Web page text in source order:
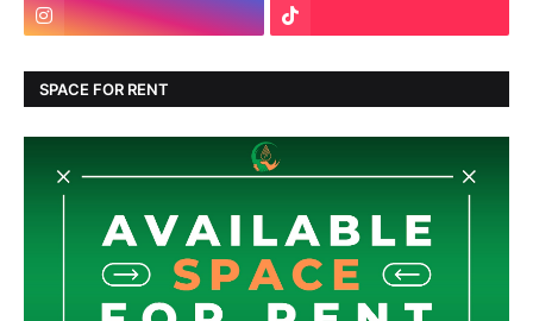
SPACE FOR RENT